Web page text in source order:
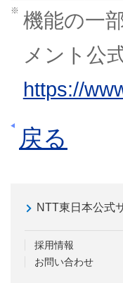
※ 機能の一
メント公
https://
戻る
NTT東日本公式
採用情報
お問い合わせ